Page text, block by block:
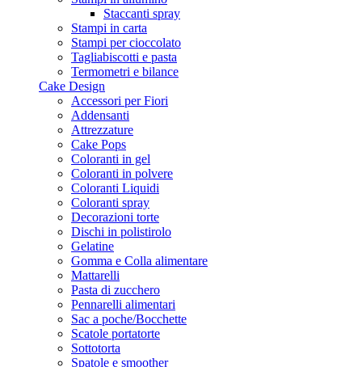
Staccanti spray
Stampi in carta
Stampi per cioccolato
Tagliabiscotti e pasta
Termometri e bilance
Cake Design
Accessori per Fiori
Addensanti
Attrezzature
Cake Pops
Coloranti in gel
Coloranti in polvere
Coloranti Liquidi
Coloranti spray
Decorazioni torte
Dischi in polistirolo
Gelatine
Gomma e Colla alimentare
Mattarelli
Pasta di zucchero
Pennarelli alimentari
Sac a poche/Bocchette
Scatole portatorte
Sottotorta
Spatole e smoother